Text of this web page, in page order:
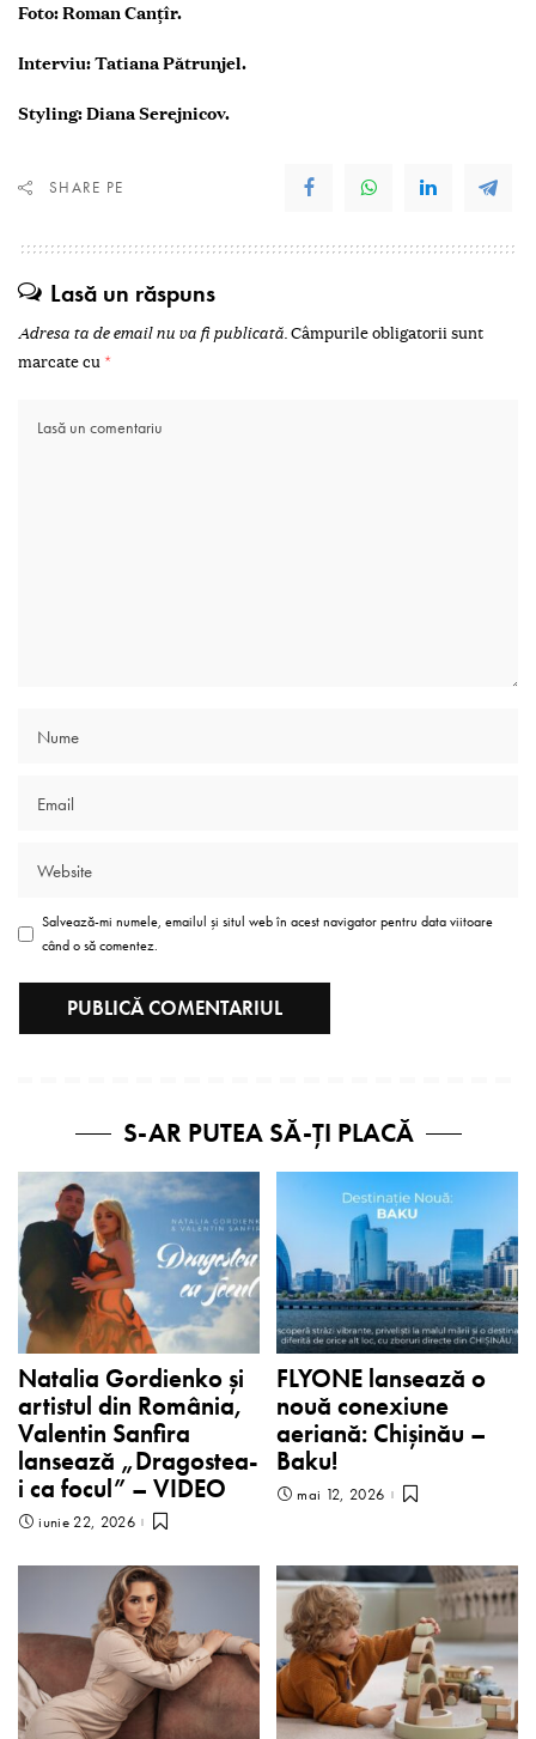
Foto: Roman Canțîr.
Interviu: Tatiana Pătrunjel.
Styling: Diana Serejnicov.
SHARE PE
Lasă un răspuns
Adresa ta de email nu va fi publicată.Câmpurile obligatorii sunt
marcate cu *
Salvează-mi numele, emailul și situl web în acest navigator pentru data viitoare
când o să comentez.
S-AR PUTEA SĂ-ȚI PLACĂ
Natalia Gordienko și
artistul din România,
Valentin Sanfira
lansează „Dragostea-
i ca focul” – VIDEO
iunie 22, 2026
FLYONE lansează o
nouă conexiune
aeriană: Chișinău –
Baku!
mai 12, 2026